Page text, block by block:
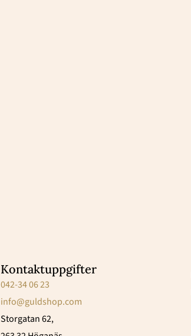
Kontaktuppgifter
042-34 06 23
info@guldshop.com
Storgatan 62,